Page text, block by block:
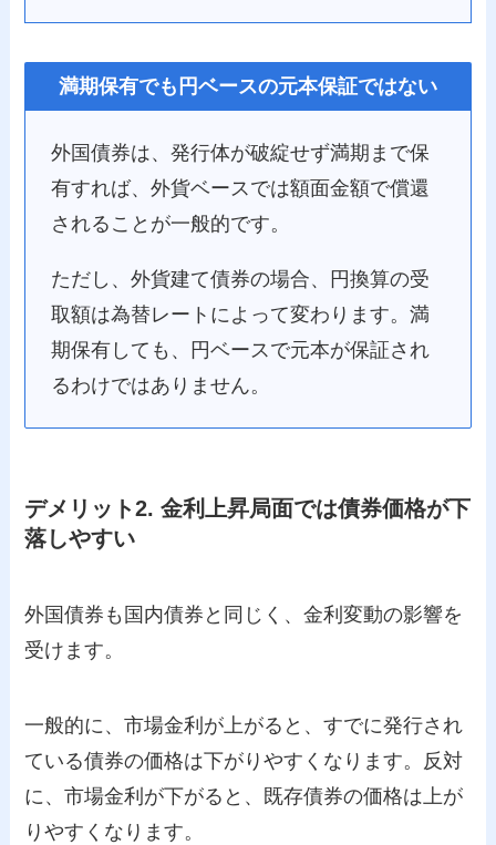
満期保有でも円ベースの元本保証ではない
外国債券は、発行体が破綻せず満期まで保
有すれば、外貨ベースでは額面金額で償還
されることが一般的です。
ただし、外貨建て債券の場合、円換算の受
取額は為替レートによって変わります。満
期保有しても、円ベースで元本が保証され
るわけではありません。
デメリット2. 金利上昇局面では債券価格が下
落しやすい
外国債券も国内債券と同じく、金利変動の影響を
受けます。
一般的に、市場金利が上がると、すでに発行され
ている債券の価格は下がりやすくなります。反対
に、市場金利が下がると、既存債券の価格は上が
りやすくなります。